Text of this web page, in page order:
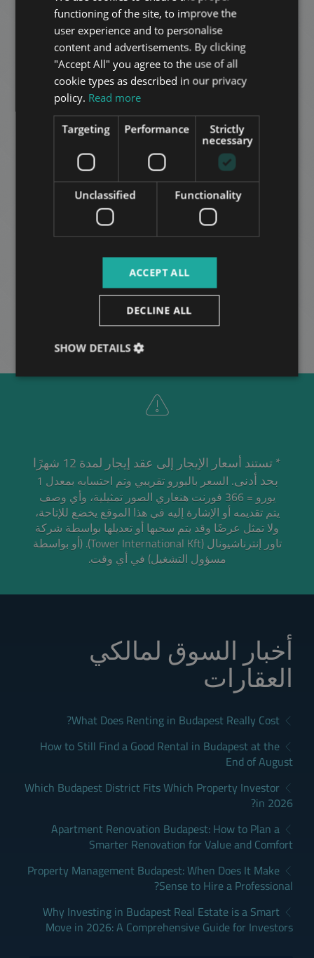
قيمة الإيجار805.000 HUF
2
إضافة إلى القائمة
Ó STREET
قيمة الإيجار458.000 HUF
MORE
* تستند أسعار الإيجار إلى عقد إيجار لمدة 12 شهرًا
بحد أدنى.
السعر باليورو تقريبي وتم احتسابه بمعدل 1
يورو = 366 فورنت هنغاري
الصور تمثيلية، وأي وصف
يتم تقديمه أو الإشارة إليه في هذا الموقع يخضع للإتاحة،
ولا تمثل عرضًا وقد يتم سحبها أو تعديلها بواسطة شركة
تاور إنترناشيونال (Tower International Kft). (أو بواسطة
مسؤول التشغيل) في أي وقت.
أخبار السوق لمالكي
العقارات
What Does Renting in Budapest Really Cost?
How to Still Find a Good Rental in Budapest at the
End of August
Which Budapest District Fits Which Property Investor
in 2026?
Apartment Renovation Budapest: How to Plan a
Smarter Renovation for Value and Comfort
Property Management Budapest: When Does It Make
Sense to Hire a Professional?
Why Investing in Budapest Real Estate is a Smart
Move in 2026: A Comprehensive Guide for Investors
HUNGARIAN
GERMAN
FRENCH
ITALIAN
SPANISH
RUSSIAN
ARABIC
functioning of the site, to improve the
user experience and to personalise
content and advertisements. By clicking
"Accept All" you agree to the use of all
cookie types as described in our privacy
policy. Read more
Strictly
necessary
Performance
Targeting
Functionality
Unclassified
ACCEPT ALL
DECLINE ALL
SHOW DETAILS